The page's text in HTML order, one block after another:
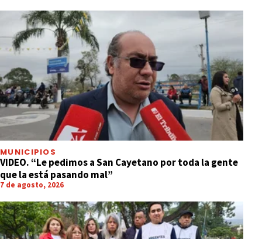
MUNICIPIOS
VIDEO. “Le pedimos a San Cayetano por toda la gente
que la está pasando mal”
7 de agosto, 2026